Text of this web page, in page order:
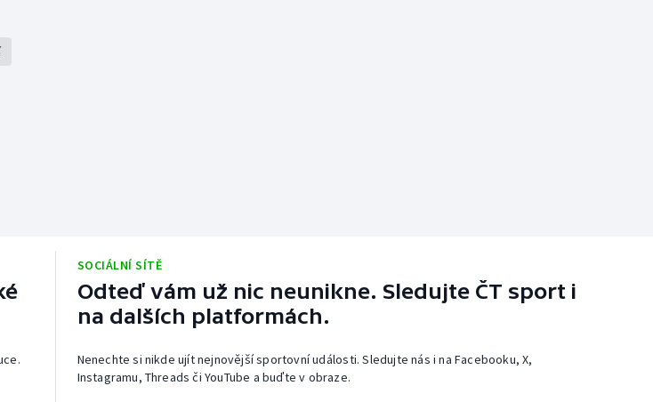
SOCIÁLNÍ SÍTĚ
Odteď vám už nic neunikne. Sledujte ČT sport i
na dalších platformách.
Nenechte si nikde ujít nejnovější sportovní události. Sledujte nás i na Facebooku, X,
Instagramu, Threads či YouTube a buďte v obraze.